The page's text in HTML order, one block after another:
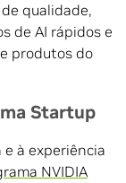
qualidade,
de AI rápidos e
produtos do
Startup
à experiência
NVIDIA